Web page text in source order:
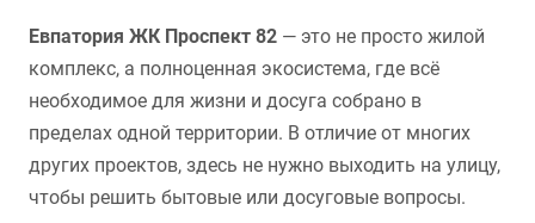
Евпатория ЖК Проспект 82 — это не просто жилой
комплекс, а полноценная экосистема, где всё
необходимое для жизни и досуга собрано в
пределах одной территории. В отличие от многих
других проектов, здесь не нужно выходить на улицу,
чтобы решить бытовые или досуговые вопросы.